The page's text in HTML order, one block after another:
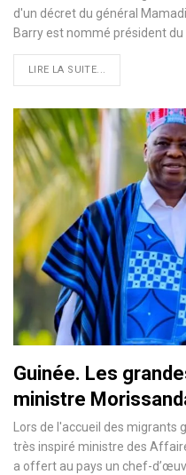
d'un décret du général
Barry est nommé président du
LIRE LA SUITE...
Guinée. Les
ministre
Lors de l'accueil des migrants
très inspiré ministre des
a offert au pays un chef-